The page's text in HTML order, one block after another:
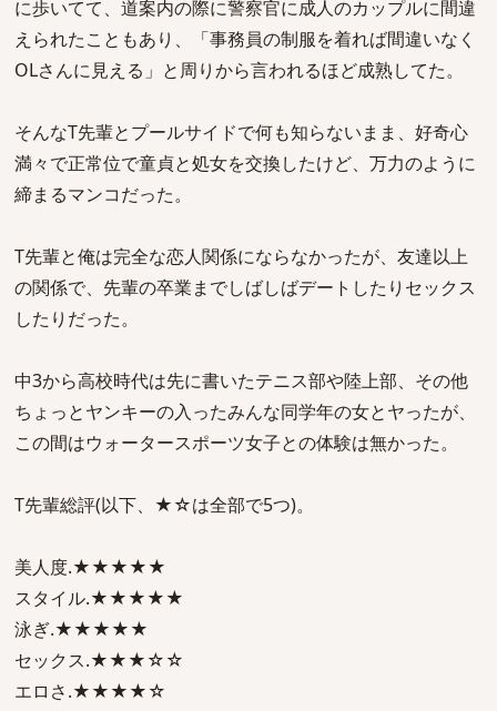
に歩いてて、道案内の際に警察官に成人のカップルに間違
えられたこともあり、「事務員の制服を着れば間違いなく
OLさんに見える」と周りから言われるほど成熟してた。
そんなT先輩とプールサイドで何も知らないまま、好奇心
満々で正常位で童貞と処女を交換したけど、万力のように
締まるマンコだった。
T先輩と俺は完全な恋人関係にならなかったが、友達以上
の関係で、先輩の卒業までしばしばデートしたりセックス
したりだった。
中3から高校時代は先に書いたテニス部や陸上部、その他
ちょっとヤンキーの入ったみんな同学年の女とヤったが、
この間はウォータースポーツ女子との体験は無かった。
T先輩総評(以下、★☆は全部で5つ)。
美人度.★★★★★
スタイル.★★★★★
泳ぎ.★★★★★
セックス.★★★☆☆
エロさ.★★★★☆